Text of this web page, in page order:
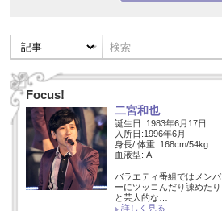
Focus!
二宮和也
誕生日: 1983年6月17日
入所日:1996年6月
身長/ 体重: 168cm/54kg
血液型: A
バラエティ番組ではメンバ
ーにツッコんだり諌めたり
と芸人的な…
詳しく見る